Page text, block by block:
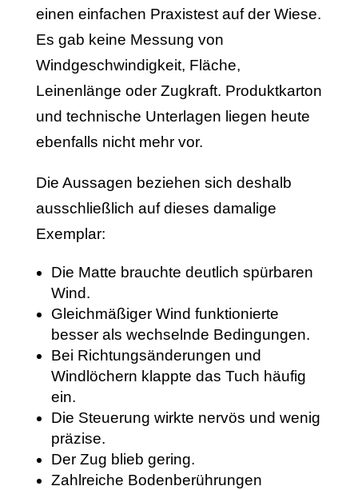
einen einfachen Praxistest auf der Wiese.
Es gab keine Messung von
Windgeschwindigkeit, Fläche,
Leinenlänge oder Zugkraft. Produktkarton
und technische Unterlagen liegen heute
ebenfalls nicht mehr vor.
Die Aussagen beziehen sich deshalb
ausschließlich auf dieses damalige
Exemplar:
Die Matte brauchte deutlich spürbaren
Wind.
Gleichmäßiger Wind funktionierte
besser als wechselnde Bedingungen.
Bei Richtungsänderungen und
Windlöchern klappte das Tuch häufig
ein.
Die Steuerung wirkte nervös und wenig
präzise.
Der Zug blieb gering.
Zahlreiche Bodenberührungen